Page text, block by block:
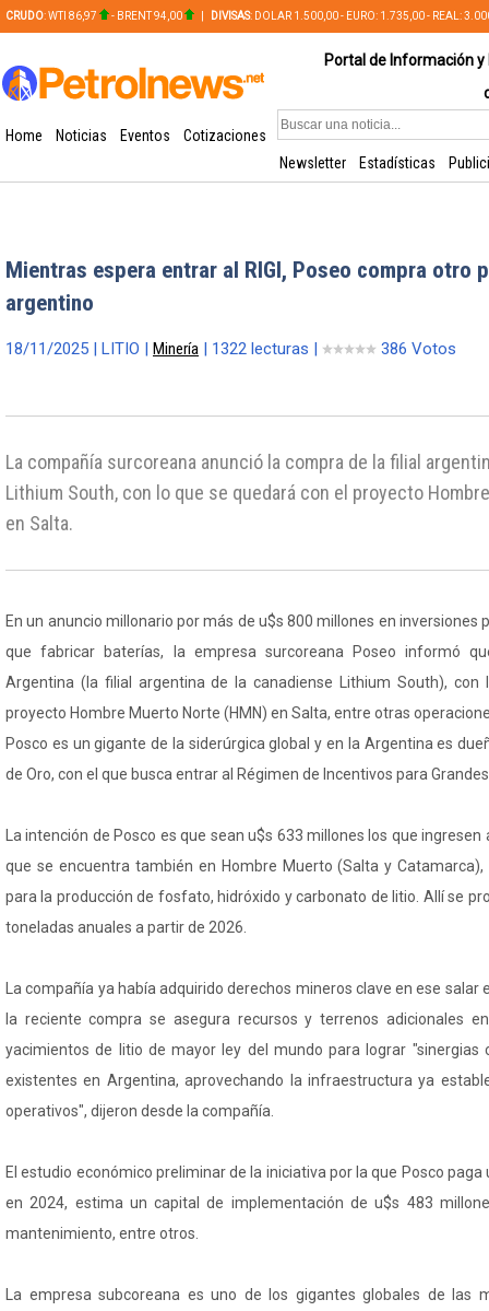
CRUDO: WTI 86,97 - BRENT 94,00 DIVISAS: DOLAR 1.500,00 - EURO: 1.735,00 - REAL:
Portal de Información
Home Noticias Eventos
Cotizaciones
Newsletter
Estadísticas
Mientras espera entrar al RIGI, Poseo compra otro
argentino
18/11/2025 | LITIO | Minería | 1322 lecturas | 386 Votos
La compañía surcoreana anunció la compra de la filial
Lithium South, con lo que se quedará con el proyecto
en Salta.
En un anuncio millonario por más de u$s 800 millones en inversiones
que fabricar baterías, la empresa surcoreana Poseo informó
Argentina (la filial argentina de la canadiense Lithium South), con
proyecto Hombre Muerto Norte (HMN) en Salta, entre otras
Posco es un gigante de la siderúrgica global y en la Argentina es
de Oro, con el que busca entrar al Régimen de Incentivos para
La intención de Posco es que sean u$s 633 millones los que
que se encuentra también en Hombre Muerto (Salta y
para la producción de fosfato, hidróxido y carbonato de litio. Allí se
toneladas anuales a partir de 2026.
La compañía ya había adquirido derechos mineros clave en ese salar
la reciente compra se asegura recursos y terrenos adicionales
yacimientos de litio de mayor ley del mundo para lograr "sinergias
existentes en Argentina, aprovechando la infraestructura ya
operativos", dijeron desde la compañía.
El estudio económico preliminar de la iniciativa por la que Posco
en 2024, estima un capital de implementación de u$s 483
mantenimiento, entre otros.
La empresa subcoreana es uno de los gigantes globales de las